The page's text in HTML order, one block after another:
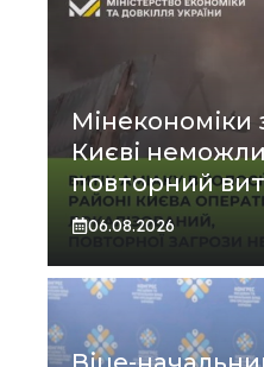
Мінекономіки
Києві
повторний
06.08.2026